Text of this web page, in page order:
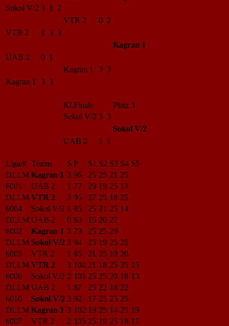
Sokol V/2 3 1 2
VTR 2
0 2
VTR 2
1 3 3
Kagran 1
UAB 2
0 1
Kagran 1
3 3
Kagran 1
3 3
Kl.Finale
Platz 3
Sokol V/2 3 3
Sokol V/2
UAB 2
1 1
Liga/# Teams S P S1 S2 S3 S4 S5
DLLM Kagran 1 3 96 25 25 21 25
6001
UAB 2 1 77 20 19 25 13
DLLM VTR 2 3 95 27 25 18 25
6004
Sokol V/2 1 85 25 21 25 14
DLLM UAB 2 0 63 16 20 27
6002
Kagran 1 3 79 25 25 29
DLLM Sokol V/2 3 94 25 19 25 25
6005
VTR 2 1 85 21 25 19 20
DLLM VTR 2 3 104 21 18 25 25 15
6006
Sokol V/2 2 101 25 25 20 18 13
DLLM UAB 2 1 87 25 22 18 22
6010
Sokol V/2 3 92 17 25 25 25
DLLM Kagran 1 3 102 19 25 14 25 19
6007
VTR 2 2 105 25 19 25 19 17